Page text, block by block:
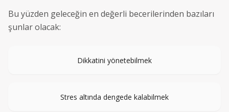
Bu yüzden geleceğin en değerli becerilerinden bazıları
şunlar olacak:
Dikkatini yönetebilmek
Stres altında dengede kalabilmek